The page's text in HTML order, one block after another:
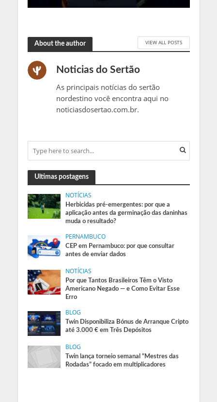
About the author VIEW ALL POSTS
Noticias do Sertão
As principais notícias do sertão
nordestino você encontra aqui no
noticiasdosertao.com.br.
Ultimas postagens
NOTÍCIAS
Herbicidas pré-emergentes: por que a
aplicação antes da germinação das daninhas
muda o resultado?
PERNAMBUCO
CEP em Pernambuco: por que consultar
antes de enviar dados
NOTÍCIAS
Por que Tantos Brasileiros Têm o Visto
Americano Negado — e Como Evitar Esse
Erro
BLOG
Twin Disponibiliza Bónus de Arranque Cripto
até 3.000 € em Três Depósitos
BLOG
Twin lança torneio semanal “Mestres das
Rodadas” focado em multiplicadores